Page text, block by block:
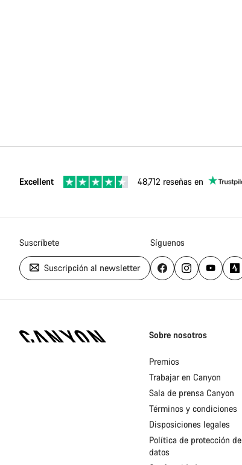
Excellent 48,712 reseñas en
Suscríbete
Suscripción al newsletter
Síguenos
Homepage
Sobre nosotros
Premios
Trabajar en Canyon
Sala de prensa Canyon
Términos y condiciones
Disposiciones legales
Política de protección de
datos